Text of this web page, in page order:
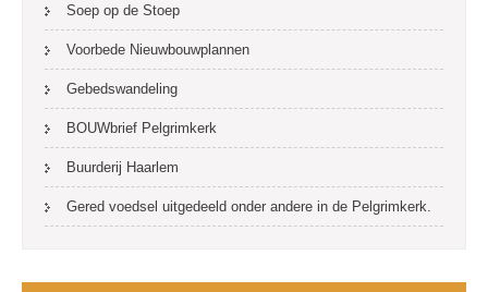
Soep op de Stoep
Voorbede Nieuwbouwplannen
Gebedswandeling
BOUWbrief Pelgrimkerk
Buurderij Haarlem
Gered voedsel uitgedeeld onder andere in de Pelgrimkerk.